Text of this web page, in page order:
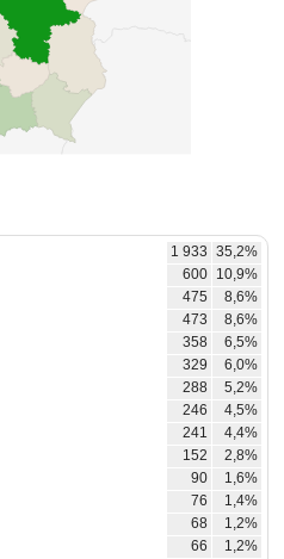
1 933 35,2%
600 10,9%
475
8,6%
473
8,6%
358
6,5%
329
6,0%
288
5,2%
246
4,5%
241
4,4%
152
2,8%
90
1,6%
76
1,4%
68
1,2%
66
1,2%